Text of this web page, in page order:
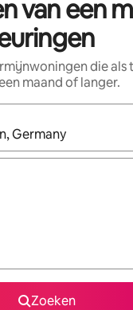
van een
die als
maand of langer.
beschikbaar zijn,
Zoeken